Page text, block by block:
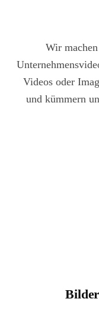
Wir
Videos oder
und kümmern